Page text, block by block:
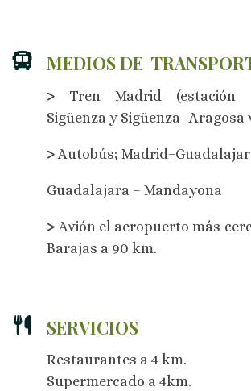
MEDIOS DE
> Tren Madrid (estación
Sigüenza y Sigüenza- Aragosa
> Autobús;
Guadalajara – Mandayona
> Avión el aeropuerto más
Barajas a 90 km.
SERVICIOS
Restaurantes a 4 km.
Supermercado a 4km.